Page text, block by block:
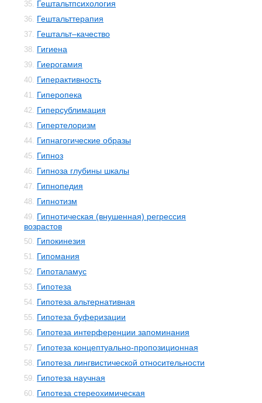
35. Гештальтпсихология
36. Гештальттерапия
37. Гештальт–качество
38. Гигиена
39. Гиерогамия
40. Гиперактивность
41. Гиперопека
42. Гиперсублимация
43. Гипертелоризм
44. Гипнагогические образы
45. Гипноз
46. Гипноза глубины шкалы
47. Гипнопедия
48. Гипнотизм
49. Гипнотическая (внушенная) регрессия
возрастов
50. Гипокинезия
51. Гипомания
52. Гипоталамус
53. Гипотеза
54. Гипотеза альтернативная
55. Гипотеза буферизации
56. Гипотеза интерференции запоминания
57. Гипотеза концептуально-пропозиционная
58. Гипотеза лингвистической относительности
59. Гипотеза научная
60. Гипотеза стереохимическая